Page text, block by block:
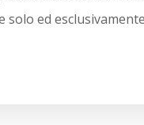
solo ed